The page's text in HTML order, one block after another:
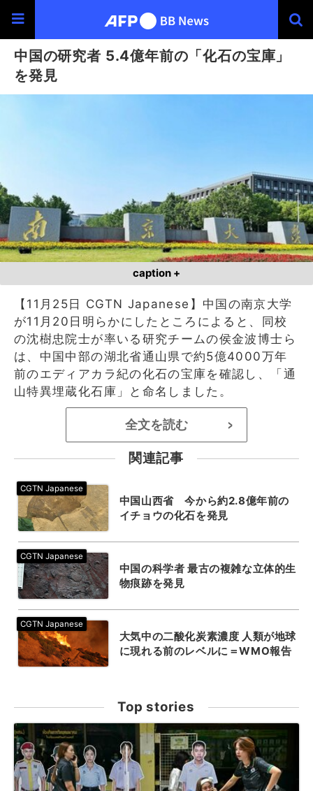
中国の研究者 5.4億年前の「化石の宝庫」
を発見
caption +
【11月25日 CGTN Japanese】中国の南京大学
が11月20日明らかにしたところによると、同校
の沈樹忠院士が率いる研究チームの侯金波博士ら
は、中国中部の湖北省通山県で約5億4000万年
前のエディアカラ紀の化石の宝庫を確認し、「通
山特異埋蔵化石庫」と命名しました。
全文を読む >
関連記事
中国山西省 今から約2.8億年前の
イチョウの化石を発見
中国の科学者 最古の複雑な立体的生
物痕跡を発見
大気中の二酸化炭素濃度 人類が地球
に現れる前のレベルに＝WMO報告
Top stories